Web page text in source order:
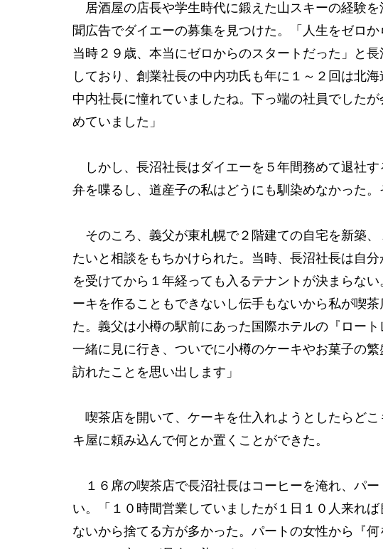
居酒屋の店長や学生時代に鍛えた山スキーの経験
聞広告でダイエーの募集を見つけた。「人生をゼロ
当時２９歳、本当にゼロからのスタートだった」と
しており、創業社長の中内功氏も年に１～２回は北
中内社長に憧れていましたね。下っ端の社員でした
めていました」
しかし、長沼社長はダイエーを５年間務めて退社
弁を喋るし、道産子の私はどうにも馴染めなかった
そのころ、義父が東札幌で２階建ての自宅を新築
たいと相談をもちかけられた。当時、長沼社長は自
を受けてから１年経っても入るテナントが決まらな
ーキを作ることもできないし伝手もないから私が喫
た。義父は小樽の駅前にあった国際ホテルの『ロー
一緒に見に行き、ついでに小樽のケーキやお菓子の
訪れたことを思い出します」
喫茶店を開いて、ケーキを仕入れようとしたらど
キ屋に頼み込んで何とか置くことができた。
１６席の喫茶店で長沼社長はコーヒーを淹れ、パ
い。「１０時間営業していましたが１日１０人来れ
ないから捨てる方が多かった。パートの女性から『